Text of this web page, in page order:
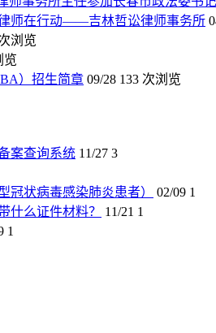
师在行动——吉林哲讼律师事务所
浏览
览
）招生简章 09/28 133 次浏览
案查询系统 11/27 3
冠状病毒感染肺炎患者）
02/09 1
什么证件材料？
11/21 1
1